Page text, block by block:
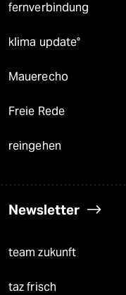
fernverbindung
klima update°
Mauerecho
Freie Rede
reingehen
Newsletter
team zukunft
taz frisch